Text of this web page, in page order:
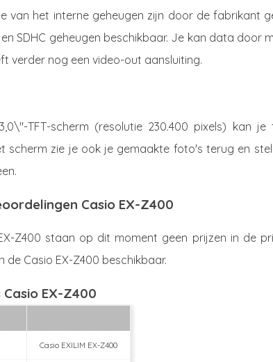
van het interne geheugen zijn door de fabrikant
SDHC geheugen beschikbaar. Je kan data door
verder nog een video-out aansluiting.
TFT-scherm (resolutie 230.400 pixels) kan
scherm zie je ook je gemaakte foto's terug en
Casio EX-Z400
Z400 staan op dit moment geen prijzen in de
de Casio EX-Z400 beschikbaar.
EX-Z400
Casio EXILIM EX-Z400